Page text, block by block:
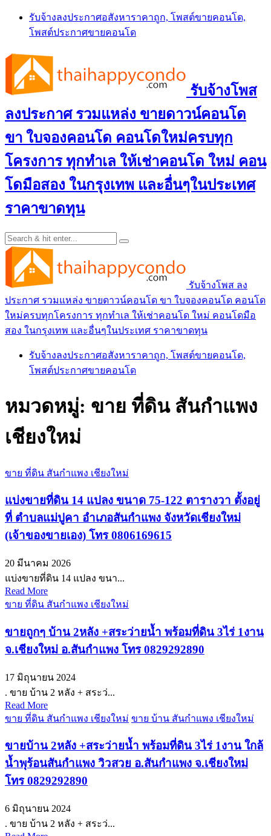
Skip
content
รับจ้างลงประกาศอสังหาราคาถูก, โพสต์ขายคอนโด,
โพสต์ประกาศขายคอนโด
รับจ้างโพส
ลงประกาศ รวมแหล่ง ขายดาวน์คอนโด
ขา ใบจองคอนโด คอนโดใหม่ครบทุก
โครงการ ทุกทำเล ให้เช่าคอนโด ใหม่ คอน
โดมือสอง ในกรุงเทพ และอื่นๆในประเทศ
ราคาขาดทุน
รับจ้างโพส ลง
ประกาศ รวมแหล่ง ขายดาวน์คอนโด ขา ใบจองคอนโด คอนโด
ใหม่ครบทุกโครงการ ทุกทำเล ให้เช่าคอนโด ใหม่ คอนโดมือ
สอง ในกรุงเทพ และอื่นๆในประเทศ ราคาขาดทุน
รับจ้างลงประกาศอสังหาราคาถูก, โพสต์ขายคอนโด,
โพสต์ประกาศขายคอนโด
หมวดหมู่: ขาย ที่ดิน สันกำแพง
เชียงใหม่
ขาย ที่ดิน สันกำแพง เชียงใหม่
แบ่งขายที่ดิน 14 แปลง ขนาด 75-122 ตารางวา ตั้งอยู่
ที่ ตำบลแม่ปูคา อำเภอสันกำแพง จังหวัดเชียงใหม่
(เจ้าของขายเอง) โทร 0806169615
20 มีนาคม 2026
แบ่งขายที่ดิน 14 แปลง ขนา...
Read More
ขาย ที่ดิน สันกำแพง เชียงใหม่
ขายถูกๆ บ้าน 2หลัง +สระว่ายน้ำ พร้อมที่ดิน 3ไร่ 1งาน
จ.เชียงใหม่ อ.สันกำแพง โทร 0829292890
17 มิถุนายน 2024
. ขาย บ้าน 2 หลัง + สระว่...
Read More
ขาย ที่ดิน สันกำแพง เชียงใหม่ ขาย บ้าน สันกำแพง เชียงใหม่
ขายบ้าน 2หลัง +สระว่ายน้ำ พร้อมที่ดิน 3ไร่ 1งาน ใกล้
น้ำพุร้อนสันกำแพง วิวสวย อ.สันกำแพง จ.เชียงใหม่
โทร 0829292890
6 มิถุนายน 2024
. ขาย บ้าน 2 หลัง + สระว่...